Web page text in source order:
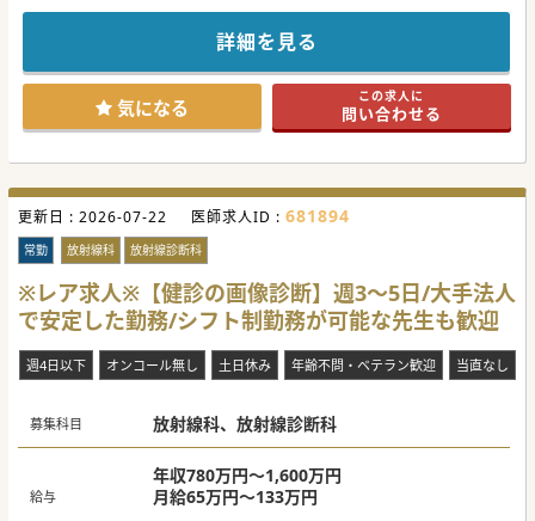
ランスを重視した働き方が可能です。
■各診療科との垣根が低く連携もスムーズで、合併症などの
際も迅速に相談できる環境です。
■24時間利用可能な託児所を完備しており、子育て中の先生
も安心して仕事に専念いただけます。
【具体的な業務内容】
■ご経験に応じて、多岐にわたるモダリティの画像診断（読
■詳しい業務範囲や担当件数については、ご経験やご希望を
伺いながら面談にて調整いたします。
■入職後は診療部長と共に、より専門性を活かせる業務内容
を相談しながら決定していきます。
【募集背景】
■前任者の退職に伴う欠員補充のため、今後の診断体制を維
持・強化するべく先生を募集します。
■院内外からの多様な読影依頼に対応し、質の高い医療を提
供するため、先生のお力が必要ですのでお助けください。
■各診療科との連携をより一層密にし、診断精度の向上を共
に目指してくださる医師を求めています。
詳細を見る
気になる この求人に
問い合わせる
更新日 : 2026-07-22 医師求人ID : 681894
常勤 放射線科 放射線診断科
※レア求人※【健診の画像診断】週3～5日/大手法人
で安定した勤務/シフト制勤務が可能な先生も歓迎
週4日以下 オンコール無し 土日休み 年齢不問・ベテラン歓迎 当直なし
募集科目 放射線科、放射線診断科
給与
年収780万円～1,600万円
月給65万円～133万円